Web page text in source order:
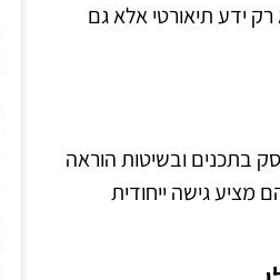
רק ידע תיאורטי אלא גם
בתכנים ובשיטות הוראה
מציע גישה ייחודית